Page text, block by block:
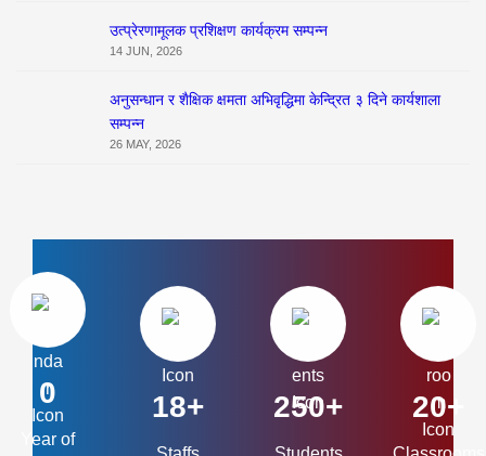
उत्प्रेरणामूलक प्रशिक्षण कार्यक्रम सम्पन्न
14 JUN, 2026
अनुसन्धान र शैक्षिक क्षमता अभिवृद्धिमा केन्द्रित ३ दिने कार्यशाला
सम्पन्न
26 MAY, 2026
0
Year of
18+ 250+ 20+